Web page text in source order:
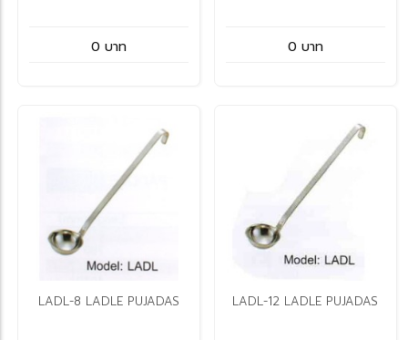
0 บาท 0 บาท
LADL-8 LADLE PUJADAS LADL-12 LADLE PUJADAS